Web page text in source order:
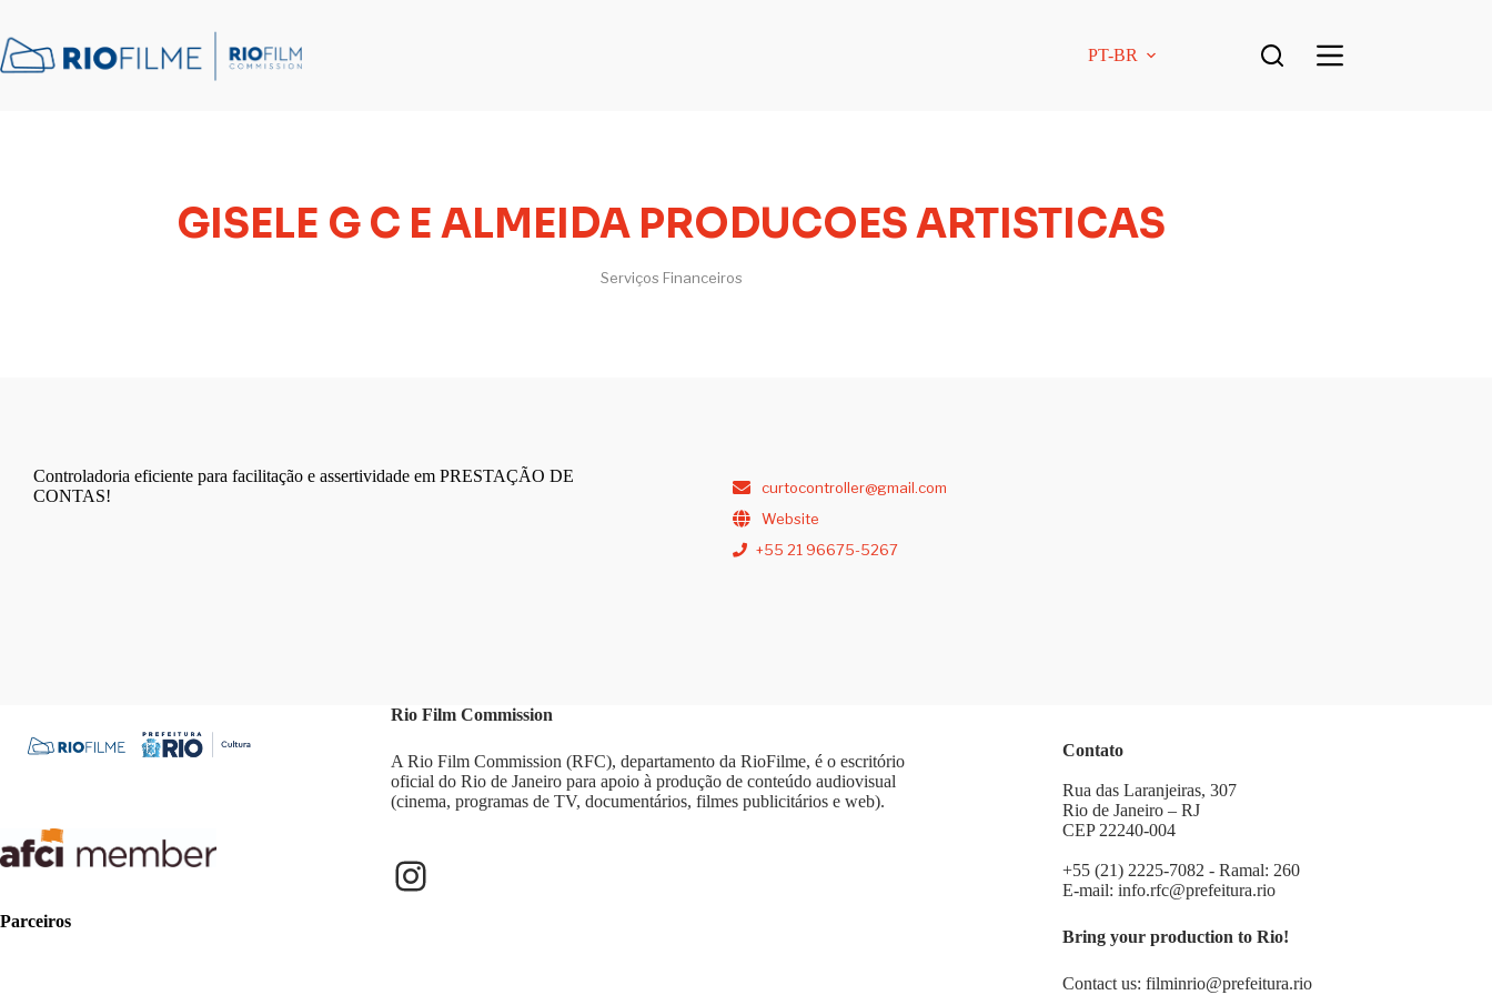
PT-BR
GISELE G C E ALMEIDA PRODUCOES ARTISTICAS
Serviços Financeiros
Controladoria eficiente para facilitação e assertividade em PRESTAÇÃO DE
CONTAS!
curtocontroller@gmail.com
Website
+55 21 96675-5267
Parceiros
Rio Film Commission
A Rio Film Commission (RFC), departamento da RioFilme, é o escritório
oficial do Rio de Janeiro para apoio à produção de conteúdo audiovisual
(cinema, programas de TV, documentários, filmes publicitários e web).
Contato
Rua das Laranjeiras, 307
Rio de Janeiro – RJ
CEP 22240-004
+55 (21) 2225-7082 - Ramal: 260
E-mail:info.rfc@prefeitura.rio
Bring your production to Rio!
Contact us:filminrio@prefeitura.rio